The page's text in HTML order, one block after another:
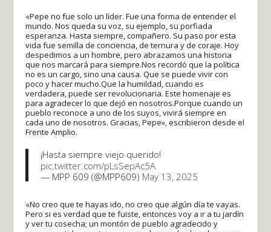
«Pepe no fue solo un líder. Fue una forma de entender el
mundo. Nos queda su voz, su ejemplo, su porfiada
esperanza. Hasta siempre, compañero. Su paso por esta
vida fue semilla de conciencia, de ternura y de coraje. Hoy
despedimos a un hombre, pero abrazamos una historia
que nos marcará para siempre.Nos recordó que la política
no es un cargo, sino una causa. Que se puede vivir con
poco y hacer mucho.Que la humildad, cuando es
verdadera, puede ser revolucionaria. Este homenaje es
para agradecer lo que dejó en nosotros.Porque cuando un
pueblo reconoce a uno de los suyos, vivirá siempre en
cada uno de nosotros. Gracias, Pepe», escribieron desde el
Frente Amplio.
¡Hasta siempre viejo querido!
pic.twitter.com/pLsSepAc5A
— MPP 609 (@MPP609) May 13, 2025
«No creo que te hayas ido, no creo que algún día te vayas.
Pero si es verdad que te fuiste, entonces voy a ir a tu jardín
y ver tu cosecha; un montón de pueblo agradecido y